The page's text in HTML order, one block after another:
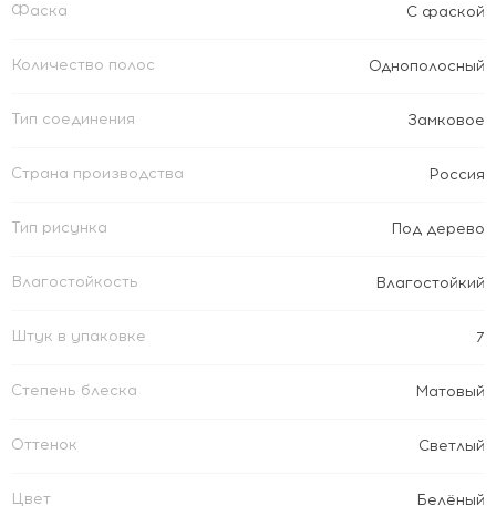
Фаска С фаской
Количество полос Однополосный
Тип соединения Замковое
Страна производства Россия
Тип рисунка Под дерево
Влагостойкость Влагостойкий
Штук в упаковке 7
Степень блеска Матовый
Оттенок Светлый
Цвет Белёный